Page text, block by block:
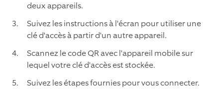
deux appareils.
Suivez les instructions à l'écran pour utiliser une
clé d'accès à partir d'un autre appareil.
Scannez le code QR avec l'appareil mobile sur
lequel votre clé d'accès est stockée.
Suivez les étapes fournies pour vous connecter.